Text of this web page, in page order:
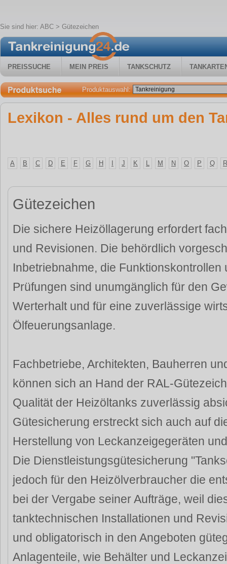
Sie sind hier: ABC > Gütezeichen
PREISSUCHE MEIN PREIS TANKSCHUTZ
Produktauswahl:
Lexikon - Alles rund um den
A B C D E F G H J K L M N O P Q R
Gütezeichen
Die sichere Heizöllagerung erfordert
und Revisionen. Die behördlich
Inbetriebnahme, die
Prüfungen sind unumgänglich für den
Werterhalt und für eine zuverlässige
Ölfeuerungsanlage.
Fachbetriebe, Architekten, Bauherren
können sich an Hand der RAL-
Qualität der Heizöltanks zuverlässig
Gütesicherung erstreckt sich auch auf
Herstellung von Leckanzeigegeräten
Die Dienstleistungsgütesicherung
jedoch für den Heizölverbraucher die
bei der Vergabe seiner Aufträge, weil
tanktechnischen Installationen und
und obligatorisch in den Angeboten
Anlagenteile, wie Behälter und